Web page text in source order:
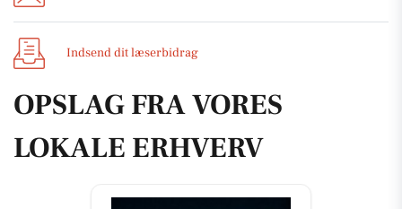
Indsend dit læserbidrag
OPSLAG FRA VORES
LOKALE ERHVERV